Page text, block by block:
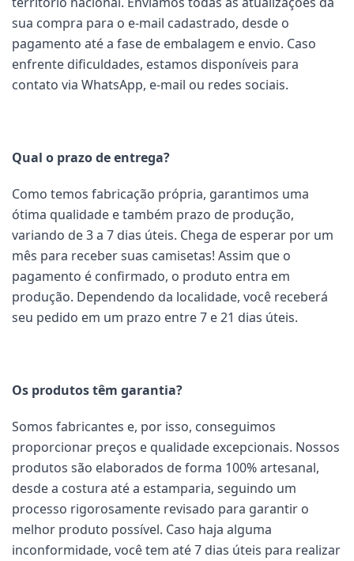
sua compra para o e-mail cadastrado, desde o
pagamento até a fase de embalagem e envio. Caso
enfrente dificuldades, estamos disponíveis para
contato via WhatsApp, e-mail ou redes sociais.
Qual o prazo de entrega?
Como temos fabricação própria, garantimos uma
ótima qualidade e também prazo de produção,
variando de 3 a 7 dias úteis. Chega de esperar por um
mês para receber suas camisetas! Assim que o
pagamento é confirmado, o produto entra em
produção. Dependendo da localidade, você receberá
seu pedido em um prazo entre 7 e 21 dias úteis.
Os produtos têm garantia?
Somos fabricantes e, por isso, conseguimos
proporcionar preços e qualidade excepcionais. Nossos
produtos são elaborados de forma 100% artesanal,
desde a costura até a estamparia, seguindo um
processo rigorosamente revisado para garantir o
melhor produto possível. Caso haja alguma
inconformidade, você tem até 7 dias úteis para realizar